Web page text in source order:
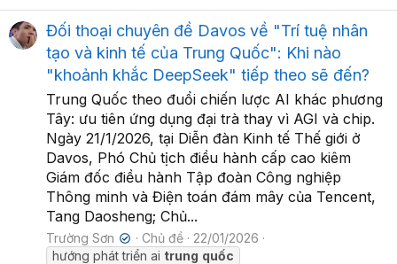
Đối thoại chuyên đề Davos về "Trí tuệ nhân
tạo và kinh tế của Trung Quốc": Khi nào
"khoảnh khắc DeepSeek" tiếp theo sẽ đến?
Trung Quốc theo đuổi chiến lược AI khác phương
Tây: ưu tiên ứng dụng đại trà thay vì AGI và chip.
Ngày 21/1/2026, tại Diễn đàn Kinh tế Thế giới ở
Davos, Phó Chủ tịch điều hành cấp cao kiêm
Giám đốc điều hành Tập đoàn Công nghiệp
Thông minh và Điện toán đám mây của Tencent,
Tang Daosheng; Chủ...
Trường Sơn ✔ Chủ đề
22/01/2026
hướng phát triển ai trung quốc